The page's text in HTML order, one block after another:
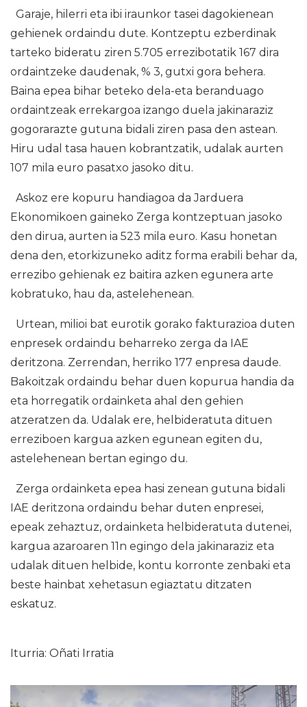
Garaje, hilerri eta ibi iraunkor tasei dagokienean
gehienek ordaindu dute. Kontzeptu ezberdinak
tarteko bideratu ziren 5.705 errezibotatik 167 dira
ordaintzeke daudenak, % 3, gutxi gora behera.
Baina epea bihar beteko dela-eta beranduago
ordaintzeak errekargoa izango duela jakinaraziz
gogorarazte gutuna bidali ziren pasa den astean.
Hiru udal tasa hauen kobrantzatik, udalak aurten
107 mila euro pasatxo jasoko ditu.
Askoz ere kopuru handiagoa da Jarduera
Ekonomikoen gaineko Zerga kontzeptuan jasoko
den dirua, aurten ia 523 mila euro. Kasu honetan
dena den, etorkizuneko aditz forma erabili behar da,
errezibo gehienak ez baitira azken egunera arte
kobratuko, hau da, astelehenean.
Urtean, milioi bat eurotik gorako fakturazioa duten
enpresek ordaindu beharreko zerga da IAE
deritzona. Zerrendan, herriko 177 enpresa daude.
Bakoitzak ordaindu behar duen kopurua handia da
eta horregatik ordainketa ahal den gehien
atzeratzen da. Udalak ere, helbideratuta dituen
erreziboen kargua azken egunean egiten du,
astelehenean bertan egingo du.
Zerga ordainketa epea hasi zenean gutuna bidali
IAE deritzona ordaindu behar duten enpresei,
epeak zehaztuz, ordainketa helbideratuta dutenei,
kargua azaroaren 11n egingo dela jakinaraziz eta
udalak dituen helbide, kontu korronte zenbaki eta
beste hainbat xehetasun egiaztatu ditzaten
eskatuz.
Iturria: Oñati Irratia